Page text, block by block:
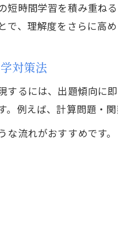
塾を
坂井
短時間学習を積み重ね
、理解度をさらに高め
対策法
するには、出題傾向に
例えば、計算問題・
流れがおすすめです。